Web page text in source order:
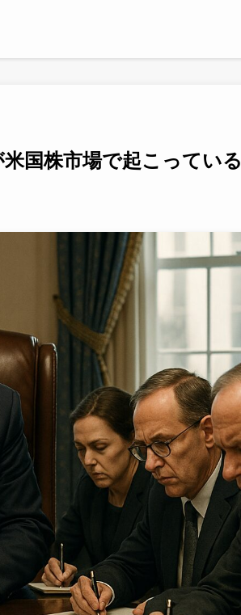
国株市場で起こっている